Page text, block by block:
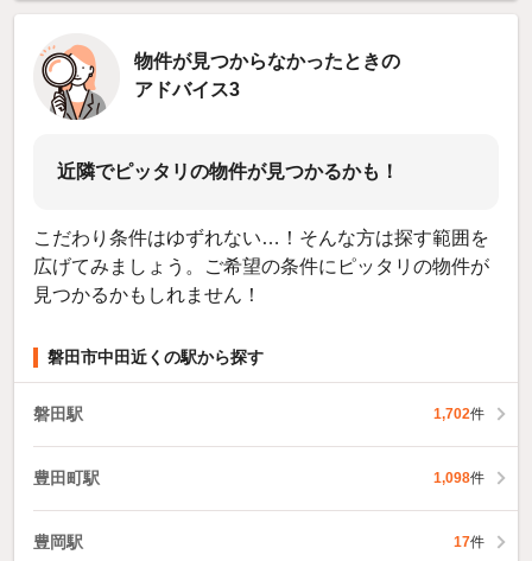
物件が見つからなかったときの
アドバイス3
近隣でピッタリの物件が見つかるかも！
こだわり条件はゆずれない…！そんな方は探す範囲を
広げてみましょう。ご希望の条件にピッタリの物件が
見つかるかもしれません！
磐田市中田近くの駅から探す
磐田駅 1,702件
豊田町駅 1,098件
豊岡駅 17件